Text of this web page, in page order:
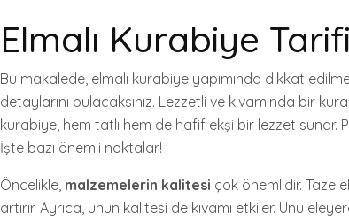
Elmalı Kurabiye
Bu makalede, elmalı kurabiye yapımında dikkat
detaylarını bulacaksınız. Lezzetli ve kıvamında bir
kurabiye, hem tatlı hem de hafif ekşi bir lezzet sunar.
İşte bazı önemli noktalar!
Öncelikle, malzemelerin kalitesi çok önemlidir. Taze
artırır. Ayrıca, unun kalitesi de kıvamı etkiler. Unu